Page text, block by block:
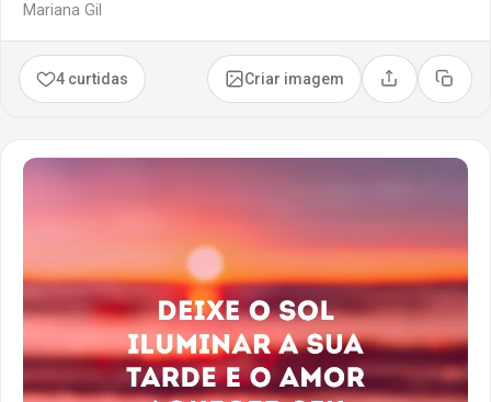
Mariana Gil
4 curtidas Criar imagem Compartilhar
Copiar